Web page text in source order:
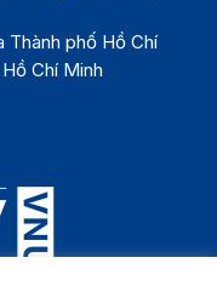
Thành phố Hồ Chí
Chí Minh